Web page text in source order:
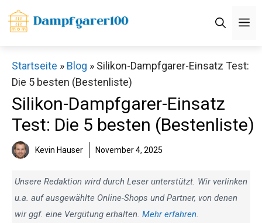
Zum
Inhalt
Startseite » Blog » Silikon-Dampfgarer-Einsatz Test:
Die 5 besten (Bestenliste)
Silikon-Dampfgarer-Einsatz
Test: Die 5 besten (Bestenliste)
Kevin Hauser November 4, 2025
Unsere Redaktion wird durch Leser unterstützt. Wir verlinken
u.a. auf ausgewählte Online-Shops und Partner, von denen
wir ggf. eine Vergütung erhalten. Mehr erfahren.